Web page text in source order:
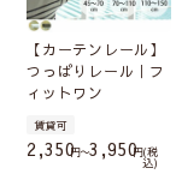
【カーテンレール】
つっぱりレール｜フ
ィットワン
賃貸可
2,350 〜3,950 税
込